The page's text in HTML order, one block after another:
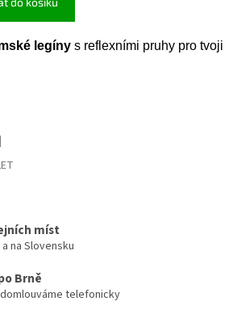
legíny s reflexními pruhy pro tvoji
míst
na Slovensku
Brně
telefonicky